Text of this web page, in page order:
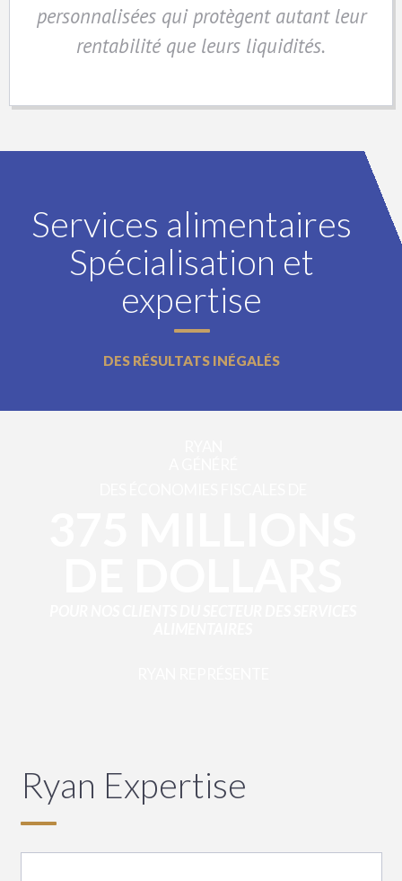
personnalisées qui protègent autant leur
rentabilité que leurs liquidités.
Services alimentaires
Spécialisation et
expertise
DES RÉSULTATS INÉGALÉS
SOCIÉTÉS DE
SERVICES
ALIMENTAIRES
Ryan Expertise